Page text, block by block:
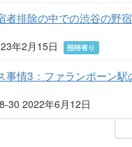
者排除の中での渋谷の野
年2月15日
招待有り
事情3：ファランポーン駅
30 2022年6月12日